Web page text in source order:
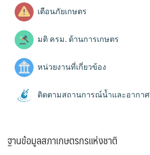
เตือนภัยเกษตร
มติ ครม. ด้านการเกษตร
หน่วยงานที่เกี่ยวข้อง
ติดตามสถานการณ์น้ำและอากาศ
ฐานข้อมูลสภาเกษตรกรแห่งชาติ